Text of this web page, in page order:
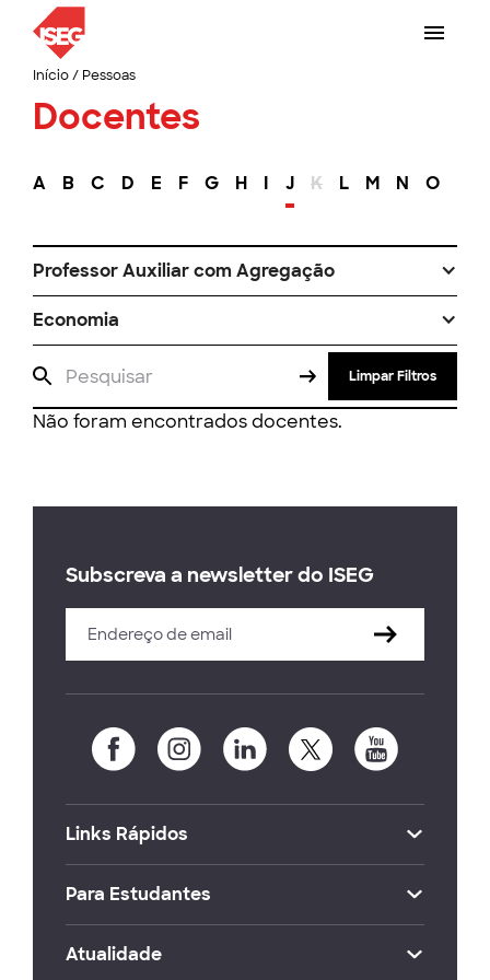
Início/ Pessoas
Docentes
A B C D E F G H I J K L M N O
Professor Auxiliar com Agregação
Economia
Limpar Filtros
Não foram encontrados docentes.
Subscreva a newsletter do ISEG
Links Rápidos
Para Estudantes
Atualidade